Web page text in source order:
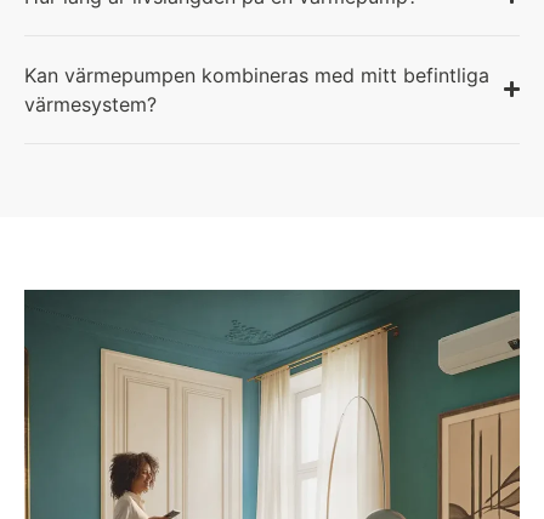
Kan värmepumpen kombineras med mitt befintliga
värmesystem?